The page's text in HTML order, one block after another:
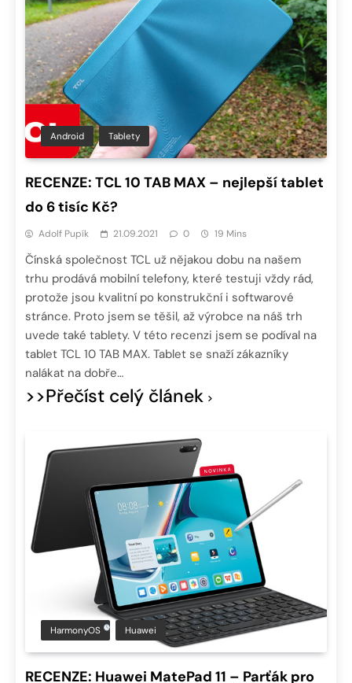
Android Tablety
RECENZE: TCL 10 TAB MAX – nejlepší tablet
do 6 tisíc Kč?
Adolf Pupík 21.09.2021 0 19 Mins
Čínská společnost TCL už nějakou dobu na našem
trhu prodává mobilní telefony, které testuji vždy rád,
protože jsou kvalitní po konstrukční i softwarové
stránce. Proto jsem se těšil, až výrobce na náš trh
uvede také tablety. V této recenzi jsem se podíval na
tablet TCL 10 TAB MAX. Tablet se snaží zákazníky
nalákat na dobře…
>>Přečíst celý článek
HarmonyOS Huawei
RECENZE: Huawei MatePad 11 – Parťák pro